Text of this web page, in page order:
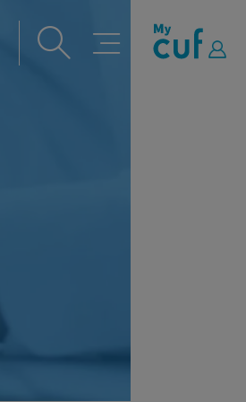
Navegação